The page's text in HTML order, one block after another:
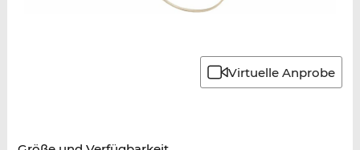
Virtuelle Anprobe